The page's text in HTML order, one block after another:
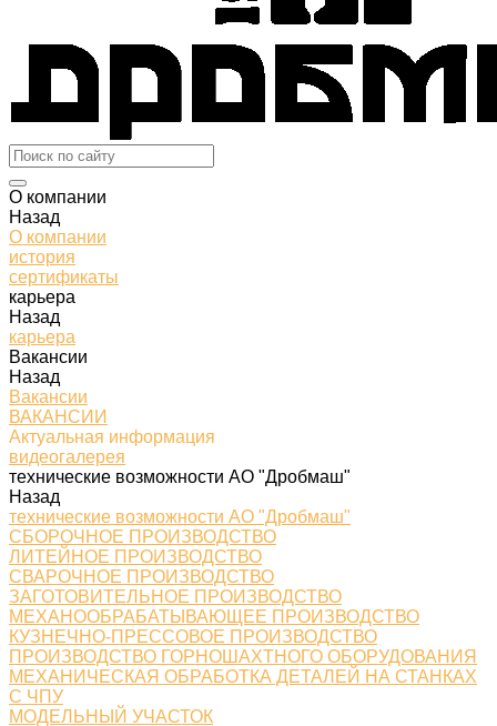
О компании
Назад
О компании
история
сертификаты
карьера
Назад
карьера
Вакансии
Назад
Вакансии
ВАКАНСИИ
Актуальная информация
видеогалерея
технические возможности АО "Дробмаш"
Назад
технические возможности АО "Дробмаш"
СБОРОЧНОЕ ПРОИЗВОДСТВО
ЛИТЕЙНОЕ ПРОИЗВОДСТВО
СВАРОЧНОЕ ПРОИЗВОДСТВО
ЗАГОТОВИТЕЛЬНОЕ ПРОИЗВОДСТВО
МЕХАНООБРАБАТЫВАЮЩЕЕ ПРОИЗВОДСТВО
КУЗНЕЧНО-ПРЕССОВОЕ ПРОИЗВОДСТВО
ПРОИЗВОДСТВО ГОРНОШАХТНОГО ОБОРУДОВАНИЯ
МЕХАНИЧЕСКАЯ ОБРАБОТКА ДЕТАЛЕЙ НА СТАНКАХ
С ЧПУ
МОДЕЛЬНЫЙ УЧАСТОК